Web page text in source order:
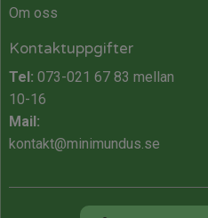
Om oss
Kontaktuppgifter
Tel: 073-021 67 83 mellan
10-16
Mail:
kontakt@minimundus.se